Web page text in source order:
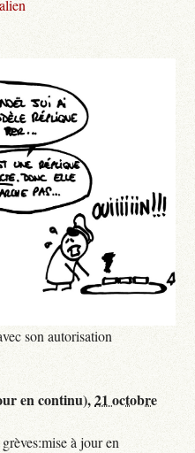
son autorisation
en continu),21 octobre
à jour en